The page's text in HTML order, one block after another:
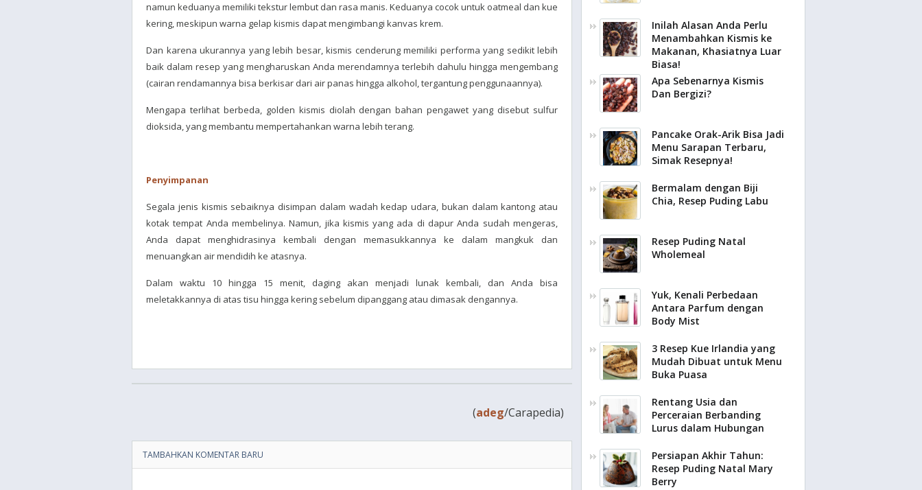
namun keduanya memiliki tekstur lembut dan rasa manis. Keduanya cocok untuk oatmeal dan kue
kering, meskipun warna gelap kismis dapat mengimbangi kanvas krem.
Dan karena ukurannya yang lebih besar, kismis cenderung memiliki performa yang sedikit lebih
baik dalam resep yang mengharuskan Anda merendamnya terlebih dahulu hingga mengembang
(cairan rendamannya bisa berkisar dari air panas hingga alkohol, tergantung penggunaannya).
Mengapa terlihat berbeda, golden kismis diolah dengan bahan pengawet yang disebut sulfur
dioksida, yang membantu mempertahankan warna lebih terang.
Penyimpanan
Segala jenis kismis sebaiknya disimpan dalam wadah kedap udara, bukan dalam kantong atau
kotak tempat Anda membelinya. Namun, jika kismis yang ada di dapur Anda sudah mengeras,
Anda dapat menghidrasinya kembali dengan memasukkannya ke dalam mangkuk dan
menuangkan air mendidih ke atasnya.
Dalam waktu 10 hingga 15 menit, daging akan menjadi lunak kembali, dan Anda bisa
meletakkannya di atas tisu hingga kering sebelum dipanggang atau dimasak dengannya.
(adeg/Carapedia)
TAMBAHKAN KOMENTAR BARU
Inilah Alasan Anda Perlu
Menambahkan Kismis ke
Makanan, Khasiatnya Luar
Biasa!
Apa Sebenarnya Kismis
Dan Bergizi?
Pancake Orak-Arik Bisa Jadi
Menu Sarapan Terbaru,
Simak Resepnya!
Bermalam dengan Biji
Chia, Resep Puding Labu
Resep Puding Natal
Wholemeal
Yuk, Kenali Perbedaan
Antara Parfum dengan
Body Mist
3 Resep Kue Irlandia yang
Mudah Dibuat untuk Menu
Buka Puasa
Rentang Usia dan
Perceraian Berbanding
Lurus dalam Hubungan
Persiapan Akhir Tahun:
Resep Puding Natal Mary
Berry